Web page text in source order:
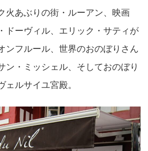
火あぶりの街・ルーアン、映画
ドーヴィル、エリック・サティが
ンフルール、世界のおのぼりさん
ン・ミッシェル、そしておのぼり
ェルサイユ宮殿。